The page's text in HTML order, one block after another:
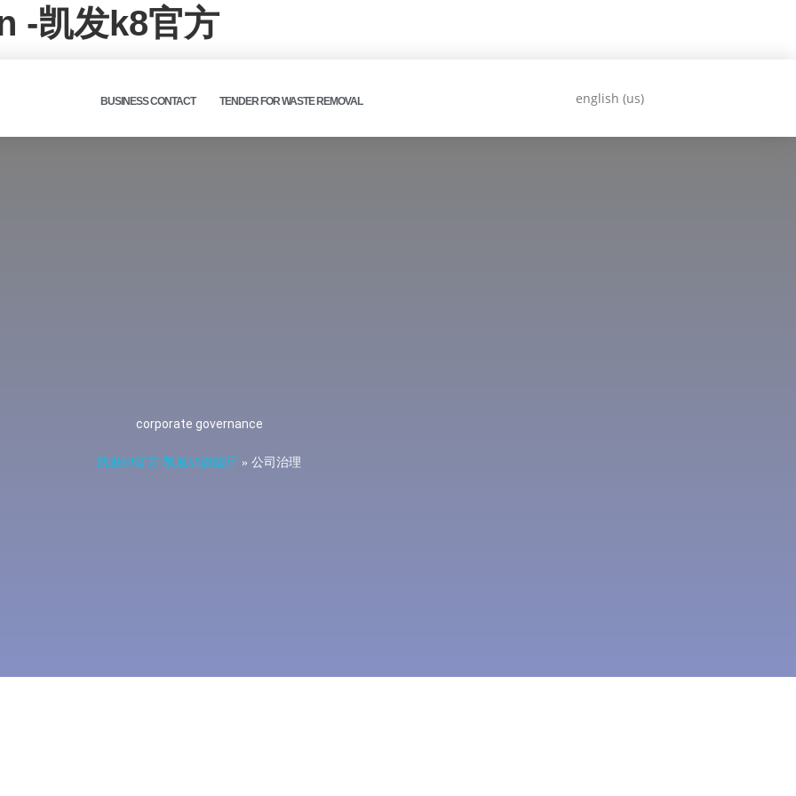
-凯发k8官方
BUSINESS CONTACT TENDER FOR WASTE REMOVAL english (us)
corporate governance
凯发k8官方-凯发k8旗舰厅 » 公司治理